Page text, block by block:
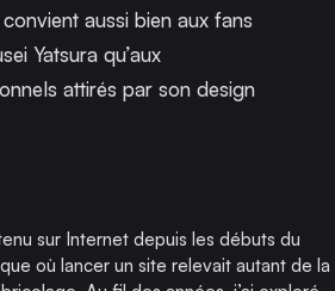
aussi bien aux fans
Yatsura qu’aux
attirés par son design
sur Internet depuis les débuts du
où lancer un site relevait autant de la